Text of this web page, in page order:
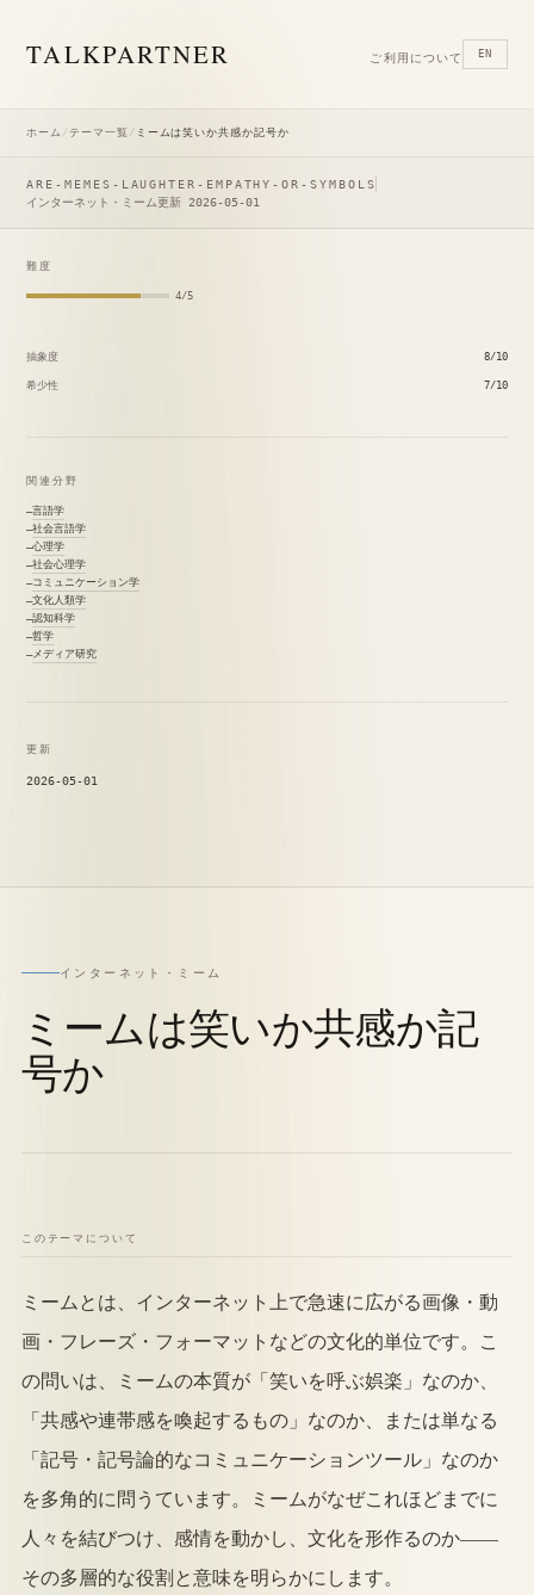
TALKPARTNER ご利用について EN
ホーム /テーマ一覧 / ミームは笑いか共感か記号か
ARE-MEMES-LAUGHTER-EMPATHY-OR-SYMBOLS
インターネット・ミーム更新 2026-05-01
難度
4/5
抽象度 8/10
希少性 7/10
関連分野
言語学
社会言語学
心理学
社会心理学
コミュニケーション学
文化人類学
認知科学
哲学
メディア研究
更新
2026-05-01
インターネット・ミーム
ミームは笑いか共感か記
号か
このテーマについて
ミームとは、インターネット上で急速に広がる画像・動
画・フレーズ・フォーマットなどの文化的単位です。こ
の問いは、ミームの本質が「笑いを呼ぶ娯楽」なのか、
「共感や連帯感を喚起するもの」なのか、または単なる
「記号・記号論的なコミュニケーションツール」なのか
を多角的に問うています。ミームがなぜこれほどまでに
人々を結びつけ、感情を動かし、文化を形作るのか——
その多層的な役割と意味を明らかにします。